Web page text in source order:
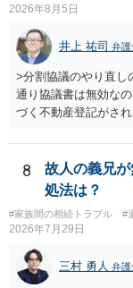
2026年8月5日
井上 祐司 弁護
>分割協議のやり直し
通り協議書は無効な
づく不動産登記がさ
方の訴訟の主張及び
医師の意見書、筆跡
はありますが、 ・伯
様の意に反する遺産
であること からする
性はそれほど高くな
言えると思います。
8
故人の義兄
処法は？
#家族間の相続トラブル #
2026年7月29日
三村 勇人 弁護